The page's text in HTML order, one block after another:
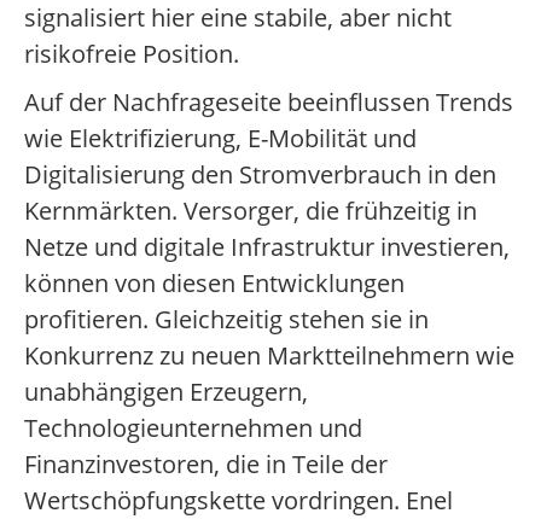
signalisiert hier eine stabile, aber nicht
risikofreie Position.
Auf der Nachfrageseite beeinflussen Trends
wie Elektrifizierung, E-Mobilität und
Digitalisierung den Stromverbrauch in den
Kernmärkten. Versorger, die frühzeitig in
Netze und digitale Infrastruktur investieren,
können von diesen Entwicklungen
profitieren. Gleichzeitig stehen sie in
Konkurrenz zu neuen Marktteilnehmern wie
unabhängigen Erzeugern,
Technologieunternehmen und
Finanzinvestoren, die in Teile der
Wertschöpfungskette vordringen. Enel